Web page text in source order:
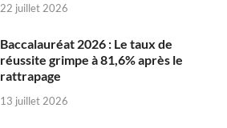
22 juillet 2026
Baccalauréat 2026 : Le taux de
réussite grimpe à 81,6% après le
rattrapage
13 juillet 2026